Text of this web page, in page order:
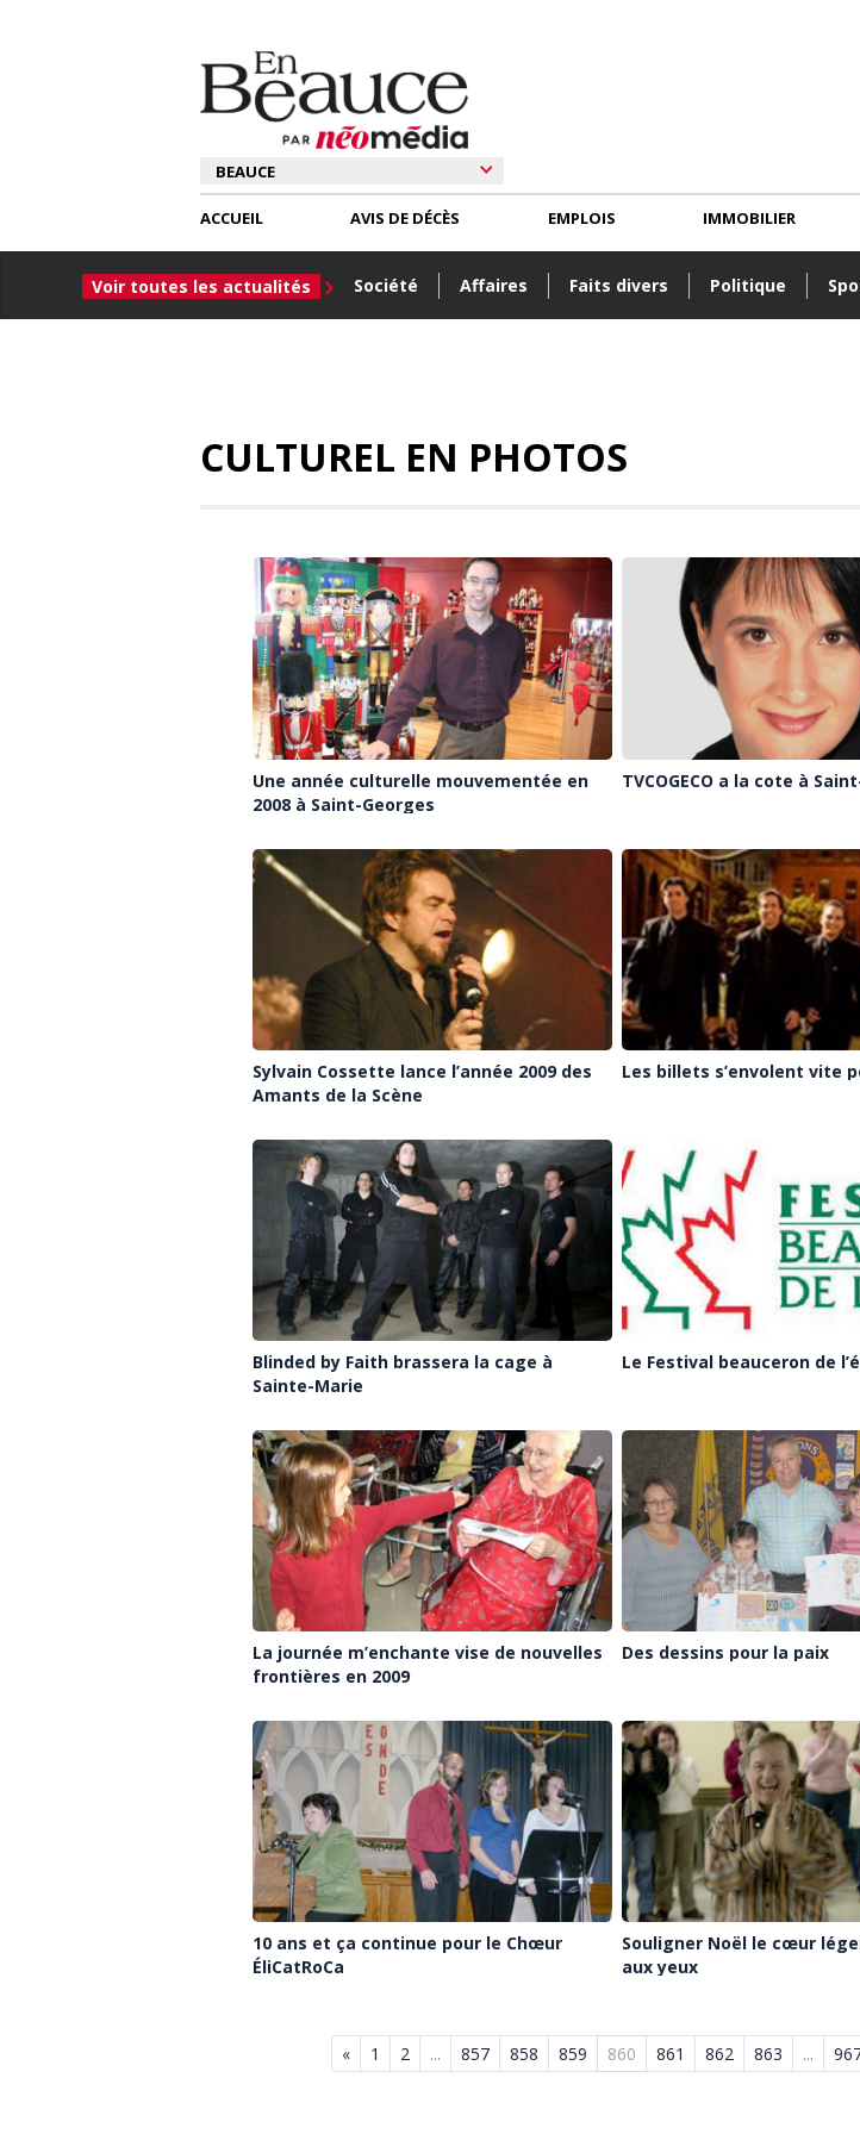
ACCUEIL
Voir toutes les actualités Société Affaires Faits divers Politique
AVIS DE DÉCÈS EMPLOIS IMMOBILIER
CULTUREL EN PHOTOS
Une année culturelle mouvementée en
2008 à Saint-Georges
TVCOGECO a la cote à
Sylvain Cossette lance l’année 2009 des
Amants de la Scène
Les billets s’envolent vite
Blinded by Faith brassera la cage à
Sainte-Marie
Le Festival beauceron de
La journée m’enchante vise de nouvelles
frontières en 2009
Des dessins pour la paix
10 ans et ça continue pour le Chœur
ÉliCatRoCa
Souligner Noël le cœur
aux yeux
« 1 2 ... 857 858 859 860 861 862 863 ...